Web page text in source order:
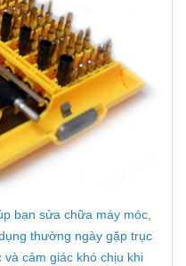
bạn sửa chữa máy móc,
thường ngày gặp trục
cảm giác khó chịu khi